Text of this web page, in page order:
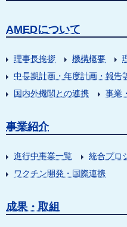
AMEDについて
理事長挨拶 機構概要
中長期計画・年度計画・報告
国内外機関との連携
事業
事業紹介
進行中事業一覧
統合プロ
ワクチン開発・国際連携
成果・取組